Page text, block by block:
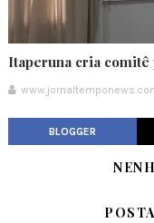
Itaperuna cria
BLOGGER